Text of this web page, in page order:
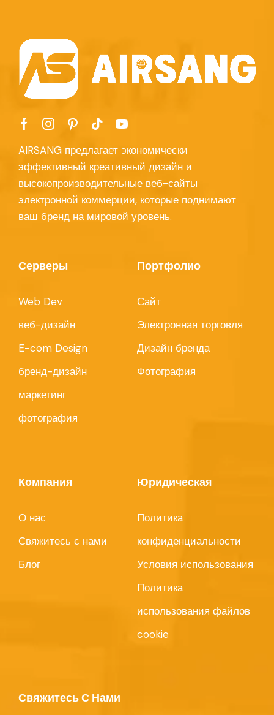
AIRSANG предлагает экономически
эффективный креативный дизайн и
высокопроизводительные веб-сайты
электронной коммерции, которые поднимают
ваш бренд на мировой уровень.
Серверы
Web Dev
веб-дизайн
E-com Design
бренд-дизайн
маркетинг
фотография
Портфолио
Сайт
Электронная торговля
Дизайн бренда
Фотография
Компания
О нас
Свяжитесь с нами
Блог
Юридическая
Политика
конфиденциальности
Условия использования
Политика
использования файлов
cookie
Свяжитесь С Нами